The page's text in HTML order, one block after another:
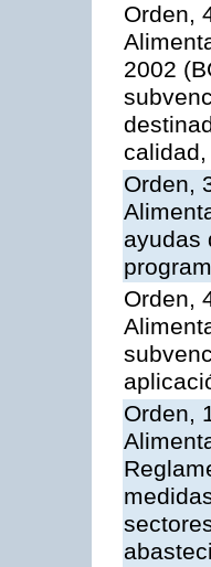
Orden,
2002
Orden,
ayudas
Orden,
Orden,